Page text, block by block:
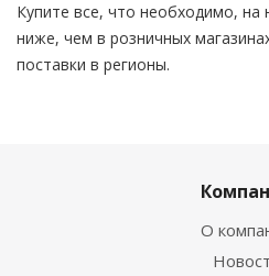
Купите все, что необходимо, на
ниже, чем в розничных
поставки в регионы.
О